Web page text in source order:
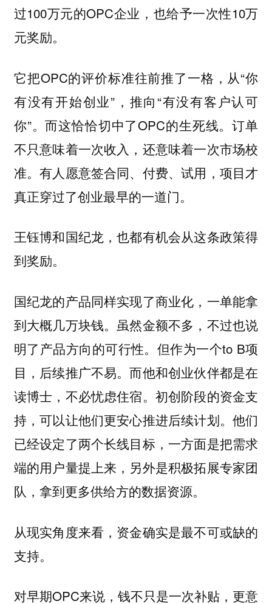
过100万元的OPC企业，也给予一次性10万
元奖励。
它把OPC的评价标准往前推了一格，从“你
有没有开始创业”，推向“有没有客户认可
你”。而这恰恰切中了OPC的生死线。订单
不只意味着一次收入，还意味着一次市场校
准。有人愿意签合同、付费、试用，项目才
真正穿过了创业最早的一道门。
王钰博和国纪龙，也都有机会从这条政策得
到奖励。
国纪龙的产品同样实现了商业化，一单能拿
到大概几万块钱。虽然金额不多，不过也说
明了产品方向的可行性。但作为一个to B项
目，后续推广不易。而他和创业伙伴都是在
读博士，不必忧虑住宿。初创阶段的资金支
持，可以让他们更安心推进后续计划。他们
已经设定了两个长线目标，一方面是把需求
端的用户量提上来，另外是积极拓展专家团
队，拿到更多供给方的数据资源。
从现实角度来看，资金确实是最不可或缺的
支持。
对早期OPC来说，钱不只是一次补贴，更意